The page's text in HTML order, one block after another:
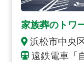
家族葬のトワ
浜松市中央
遠鉄電車「